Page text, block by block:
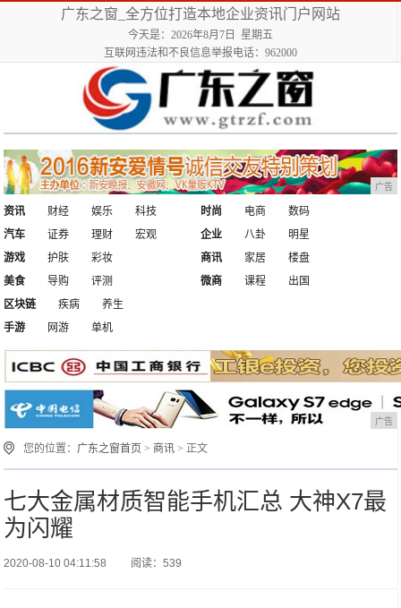
广东之窗_全方位打造本地企业资讯门户网站
今天是：2026年8月7日 星期五
互联网违法和不良信息举报电话：962000
广告
资讯 财经 娱乐
科技
汽车
证券 理财 宏观
时尚 电商
数码
企业
八卦
明星
游戏
护肤
彩妆
美食
导购 评测
商讯 家居
楼盘
微商
课程
出国
区块链
疾病
养生
手游
网游 单机
广告
您的位置： 广东之窗首页 > 商讯 > 正文
七大金属材质智能手机汇总 大神X7最
为闪耀
2020-08-10 04:11:58 阅读：539